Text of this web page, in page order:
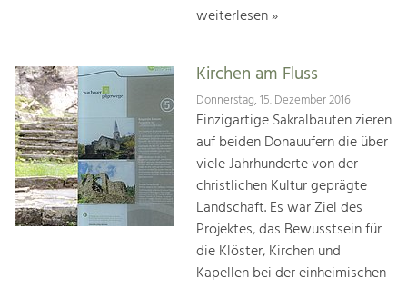
weiterlesen »
Kirchen am Fluss
Donnerstag, 15. Dezember 2016
Einzigartige Sakralbauten zieren
auf beiden Donauufern die über
viele Jahrhunderte von der
christlichen Kultur geprägte
Landschaft. Es war Ziel des
Projektes, das Bewusstsein für
die Klöster, Kirchen und
Kapellen bei der einheimischen